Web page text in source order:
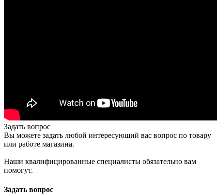
Задать вопрос
Вы можете задать любой интересующий вас вопрос по товару
или работе магазина.
Наши квалифицированные специалисты обязательно вам
помогут.
Задать вопрос